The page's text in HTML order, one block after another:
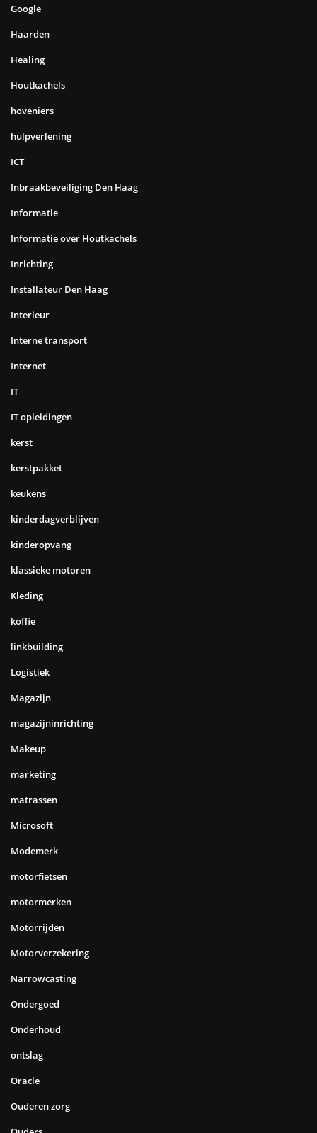
Google
Haarden
Healing
Houtkachels
hoveniers
hulpverlening
ICT
Inbraakbeveiliging Den Haag
Informatie
Informatie over Houtkachels
Inrichting
Installateur Den Haag
Interieur
Interne transport
Internet
IT
IT opleidingen
kerst
kerstpakket
keukens
kinderdagverblijven
kinderopvang
klassieke motoren
Kleding
koffie
linkbuilding
Logistiek
Magazijn
magazijninrichting
Makeup
marketing
matrassen
Microsoft
Modemerk
motorfietsen
motormerken
Motorrijden
Motorverzekering
Narrowcasting
Ondergoed
Onderhoud
ontslag
Oracle
Ouderen zorg